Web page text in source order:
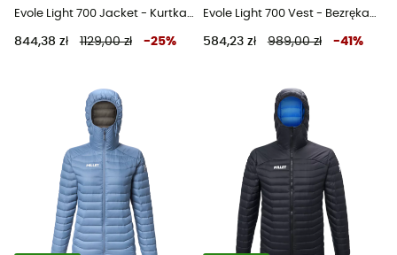
844,38 zł 1129,00 zł -25% 584,23 zł 989,00 zł -41 %